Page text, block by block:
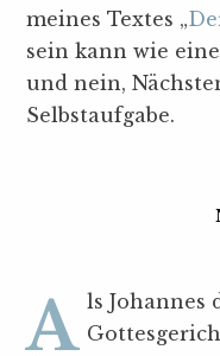
meines Textes „
sein kann wie
und nein,
Selbstaufgabe.
Als Johannes der Täufer das anstehende